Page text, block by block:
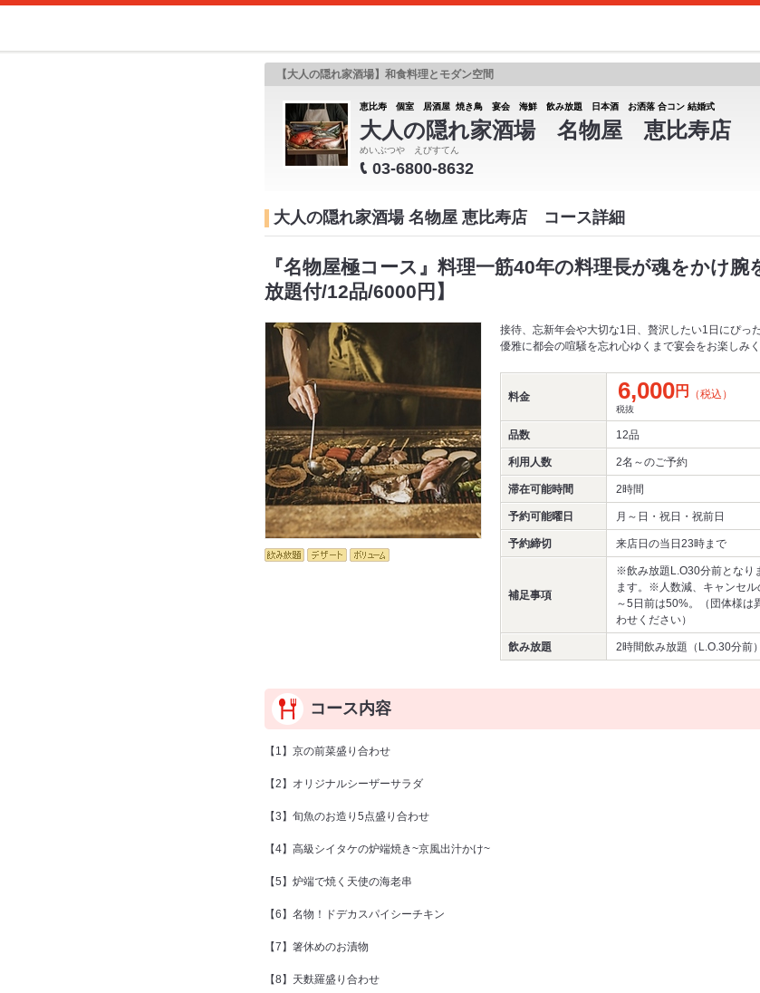
【大人の隠れ家酒場】和食料理とモダン空間
恵比寿 個室 居酒屋 焼き鳥 宴会 海鮮 飲み放題 日本酒 お洒落 合コン 結婚式
大人の隠れ家酒場 名物屋 恵比寿店
めいぶつや えびすてん
03-6800-8632
大人の隠れ家酒場 名物屋 恵比寿店 コース詳細
『名物屋極コース』料理一筋40年の料理長が魂をかけ
放題付/12品/6000円】
接待、忘新年会や大切な1日、贅沢したい1日にぴっ
優雅に都会の喧騒を忘れ心ゆくまで宴会をお楽しみく
料金 6,000円 （税込）
税抜
品数 12品
利用人数 2名～のご予約
滞在可能時間 2時間
予約可能曜日 月～日・祝日・祝前日
予約締切 来店日の当日23時まで
補足事項
※飲み放題L.O30分前となり
ます。※人数減、キャンセル
～5日前は50%。（団体様は
わせください）
飲み放題 2時間飲み放題（L.O.30分前）
コース内容
【1】京の前菜盛り合わせ
【2】オリジナルシーザーサラダ
【3】旬魚のお造り5点盛り合わせ
【4】高級シイタケの炉端焼き~京風出汁かけ~
【5】炉端で焼く天使の海老串
【6】名物！ドデカスパイシーチキン
【7】箸休めのお漬物
【8】天麩羅盛り合わせ